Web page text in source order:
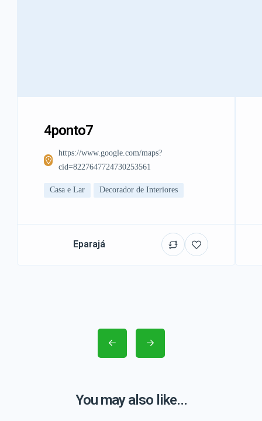
4ponto7
https://www.google.com/maps?
cid=8227647724730253561
Casa e Lar Decorador de Interiores
Eparajá
You may also like...